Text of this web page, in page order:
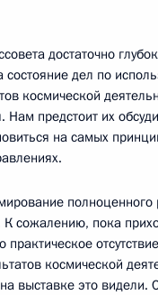
достаточно
состояние дел по
космической
Нам предстоит их
на самых
полноценного
К сожалению, пока
практическое
космической
выставке это видели.